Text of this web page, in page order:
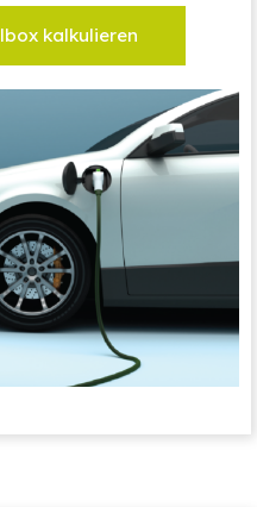
kalkulieren